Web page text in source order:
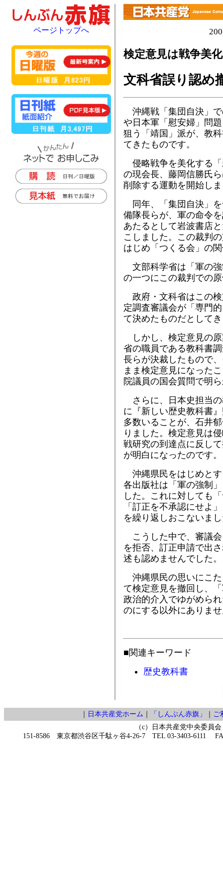
検定意見は戦争美
文科省誤り認め
沖縄戦「集団自決」
や日本軍「慰安婦」問
狙う「靖国」派が、教
てきたものです。
侵略戦争を美化する
の現会長、藤岡信勝氏
削除する運動を開始し
同年、「集団自決」
備隊長らが、軍の命令
あたるとして岩波書店
こしました。この裁判
はじめ「つくる会」の
文部科学省は「軍の
の一つにこの裁判での
政府・文科省はこの
定調査審議会が「専門
て決めたものだとして
しかし、検定意見の
省の職員である教科書
長らが決裁したもので
まま検定意見になった
院議員の国会質問で明
さらに、日本史担当
に『新しい歴史教科書
多数いることが、石井
りました。検定意見は
戦研究の到達点に反し
が明白になったのです。
沖縄県民をはじめと
各出版社は「軍の強制
した。これに対しても
「訂正を不承認にせよ
を繰り返しおこないま
こうした中で、審議
を拒否、訂正申請で出
述も認めませんでした。
沖縄県民の思いにこ
て検定意見を撤回し、
政治的介入でゆがめら
のにする以外にありま
■関連キーワード
歴史教科書
ページトップへ
｜ 日本共産党ホーム ｜ 「しんぶん赤旗」 ｜ ご
（c）日本共産党中央委員会
151-8586 東京都渋谷区千駄ヶ谷4-26-7 TEL 03-3403-6111